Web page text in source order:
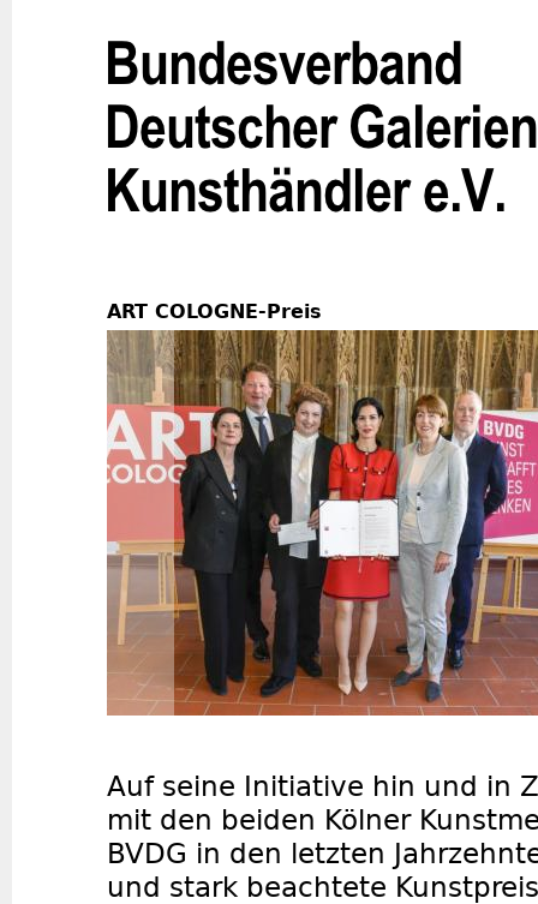
ART COLOGNE-Preis
Auf seine Initiative hin und in
mit den beiden Kölner
BVDG in den letzten
und stark beachtete